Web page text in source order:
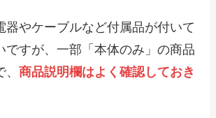
器やケーブルなど付属品が付いて
ですが、一部「本体のみ」の商品
、商品説明欄はよく確認しておき